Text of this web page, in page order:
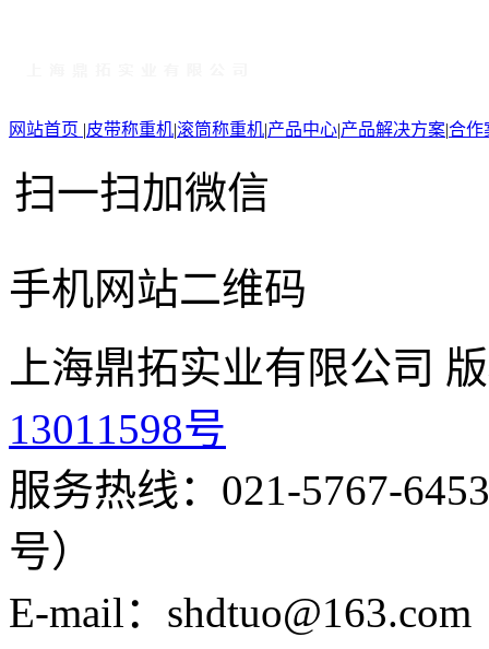
网站首页 |皮带称重机|滚筒称重机|产品中心|产品解决方案|合作
扫一扫加微信
手机网站二维码
上海鼎拓实业有限公司
13011598号
服务热线：021-5767-
号）
E-mail：shdtuo@163.com